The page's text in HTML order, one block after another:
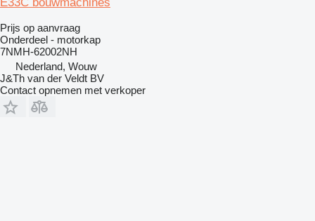
Prijs op aanvraag
Onderdeel - motorkap
7NMH-62002NH
Nederland, Wouw
J&Th van der Veldt BV
Contact opnemen met verkoper